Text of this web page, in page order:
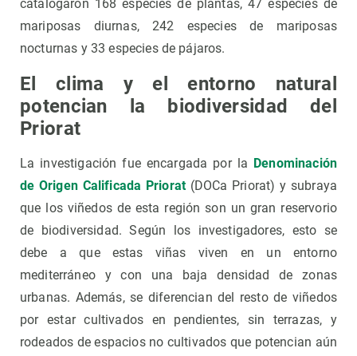
catalogaron 168 especies de plantas, 47 especies de
mariposas diurnas, 242 especies de mariposas
nocturnas y 33 especies de pájaros.
El clima y el entorno natural
potencian la biodiversidad del
Priorat
La investigación fue encargada por la Denominación
de Origen Calificada Priorat(DOCa Priorat) y subraya
que los viñedos de esta región son un gran reservorio
de biodiversidad. Según los investigadores, esto se
debe a que estas viñas viven en un entorno
mediterráneo y con una baja densidad de zonas
urbanas. Además, se diferencian del resto de viñedos
por estar cultivados en pendientes, sin terrazas, y
rodeados de espacios no cultivados que potencian aún